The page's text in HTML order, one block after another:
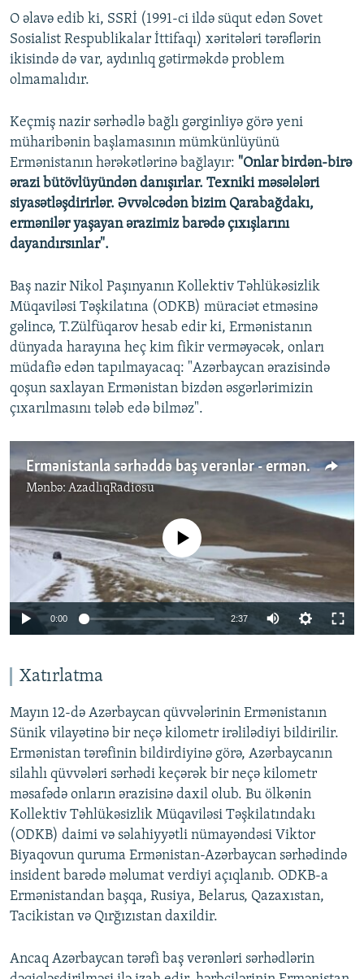
O əlavə edib ki, SSRİ (1991-ci ildə süqut edən Sovet
Sosialist Respublikalar İttifaqı) xəritələri tərəflərin
ikisində də var, aydınlıq gətirməkdə problem
olmamalıdır.
Keçmiş nazir sərhədlə bağlı gərginliyə görə yeni
müharibənin başlamasının mümkünlüyünü
Ermənistanın hərəkətlərinə bağlayır: "Onlar birdən-birə
ərazi bütövlüyündən danışırlar. Texniki məsələləri
siyasətləşdirirlər. Əvvəlcədən bizim Qarabağdakı,
ermənilər yaşayan ərazimiz barədə çıxışlarını
dayandırsınlar".
Baş nazir Nikol Paşınyanın Kollektiv Təhlükəsizlik
Müqaviləsi Təşkilatına (ODKB) müraciət etməsinə
gəlincə, T.Zülfüqarov hesab edir ki, Ermənistanın
dünyada harayına heç kim fikir verməyəcək, onları
müdafiə edən tapılmayacaq: "Azərbaycan ərazisində
qoşun saxlayan Ermənistan bizdən əsgərlərimizin
çıxarılmasını tələb edə bilməz".
Ermənistanla sərhəddə baş verənlər - erməni tərəfinin çəkdiyi kadrlar
Mənbə: AzadlıqRadiosu
720p 1080p
No media source currently available
0:00 2:37
720p
1080p
Xatırlatma
Mayın 12-də Azərbaycan qüvvələrinin Ermənistanın
Sünik vilayətinə bir neçə kilometr irəlilədiyi bildirilir.
Ermənistan tərəfinin bildirdiyinə görə, Azərbaycanın
silahlı qüvvələri sərhədi keçərək bir neçə kilometr
məsafədə onların ərazisinə daxil olub. Bu ölkənin
Kollektiv Təhlükəsizlik Müqaviləsi Təşkilatındakı
(ODKB) daimi və səlahiyyətli nümayəndəsi Viktor
Biyaqovun quruma Ermənistan-Azərbaycan sərhədində
insident barədə məlumat verdiyi açıqlanıb. ODKB-a
Ermənistandan başqa, Rusiya, Belarus, Qazaxıstan,
Tacikistan və Qırğızıstan daxildir.
Ancaq Azərbaycan tərəfi baş verənləri sərhədlərin